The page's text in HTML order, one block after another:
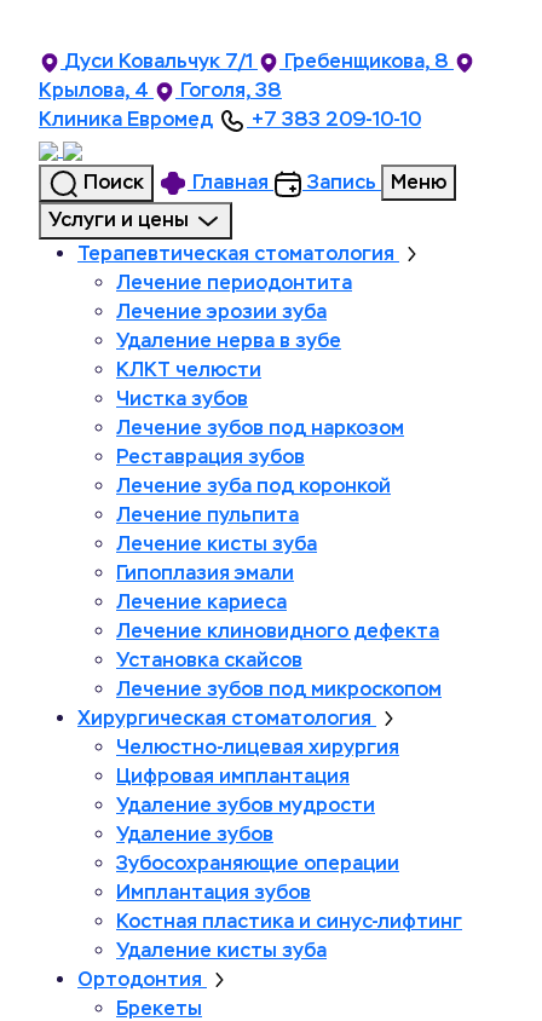
Дуси Ковальчук 7/1
Гребенщикова, 8
Крылова, 4
Гоголя, 38
Клиника Евромед
+7 383 209-10-10
Поиск Главная Запись
Меню
Услуги и цены
Терапевтическая стоматология
Лечение периодонтита
Лечение эрозии зуба
Удаление нерва в зубе
КЛКТ челюсти
Чистка зубов
Лечение зубов под наркозом
Реставрация зубов
Лечение зуба под коронкой
Лечение пульпита
Лечение кисты зуба
Гипоплазия эмали
Лечение кариеса
Лечение клиновидного дефекта
Установка скайсов
Лечение зубов под микроскопом
Хирургическая стоматология
Челюстно-лицевая хирургия
Цифровая имплантация
Удаление зубов мудрости
Удаление зубов
Зубосохраняющие операции
Имплантация зубов
Костная пластика и синус-лифтинг
Удаление кисты зуба
Ортодонтия
Брекеты